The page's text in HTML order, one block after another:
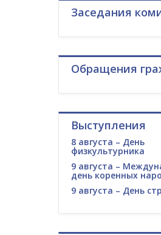
Заседания
Обращения
Выступления
8 августа – День
физкультурника
9 августа –
день коренных
9 августа – День